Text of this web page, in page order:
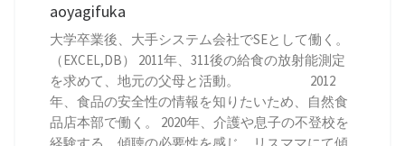
aoyagifuka
大学卒業後、大手システム会社でSEとして働く。
（EXCEL,DB） 2011年、311後の給食の放射能測定
を求めて、地元の父母と活動。 2012
年、食品の安全性の情報を知りたいため、自然食
品店本部で働く。 2020年、介護や息子の不登校を